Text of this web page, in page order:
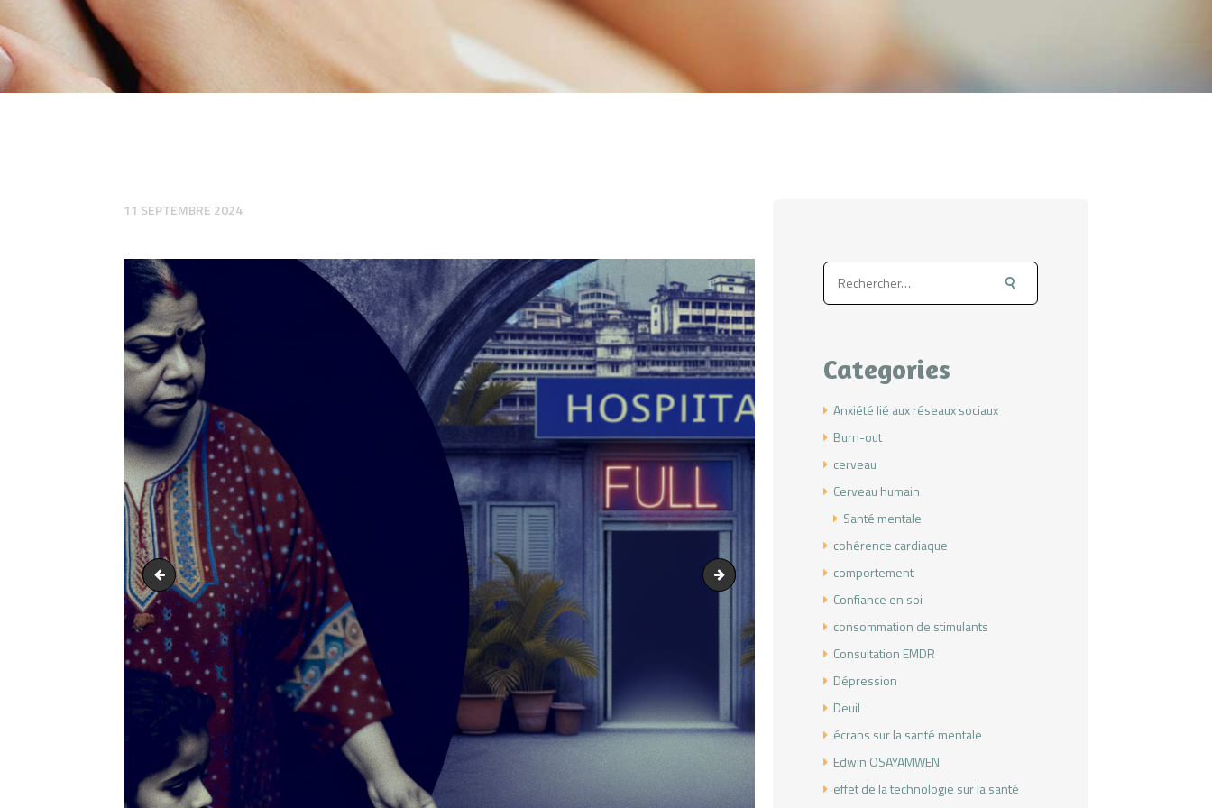
11 SEPTEMBRE 2024
output1.png output1.png
Rechercher :
Categories
Anxiété lié aux réseaux sociaux
Burn-out
cerveau
Cerveau humain
Santé mentale
cohérence cardiaque
comportement
Confiance en soi
consommation de stimulants
Consultation EMDR
Dépression
Deuil
écrans sur la santé mentale
Edwin OSAYAMWEN
effet de la technologie sur la santé